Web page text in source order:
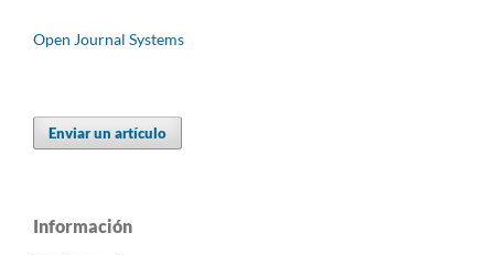
Open Journal Systems
Enviar un artículo
Información